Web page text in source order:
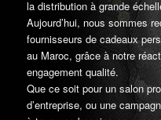
la distribution à grande
Aujourd’hui, nous sommes
fournisseurs de cadeaux
au Maroc, grâce à notre
engagement qualité.
Que ce soit pour un salon
d’entreprise, ou une